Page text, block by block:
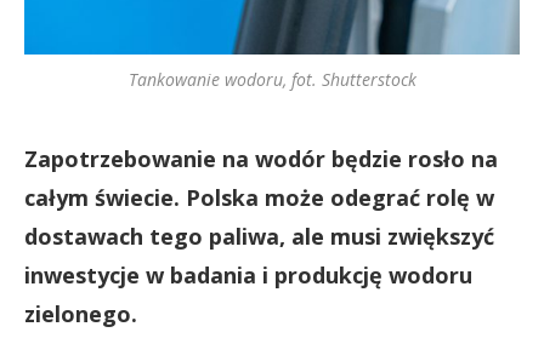
Tankowanie wodoru, fot. Shutterstock
Zapotrzebowanie na wodór będzie rosło na
całym świecie. Polska może odegrać rolę w
dostawach tego paliwa, ale musi zwiększyć
inwestycje w badania i produkcję wodoru
zielonego.